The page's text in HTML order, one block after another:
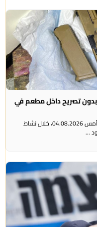
تصريح داخل مطعم في
راديو الناس – بث مباشر أعلنت الشرطة أنه ” أمس 04.08.2026، خلال نشاط